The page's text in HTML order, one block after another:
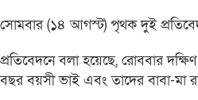
সোমবার (১৪ আগস্ট) পৃথক দুই
প্রতিবেদনে বলা হয়েছে, রোববার
বছর বয়সী ভাই এবং তাদের বাবা-মা